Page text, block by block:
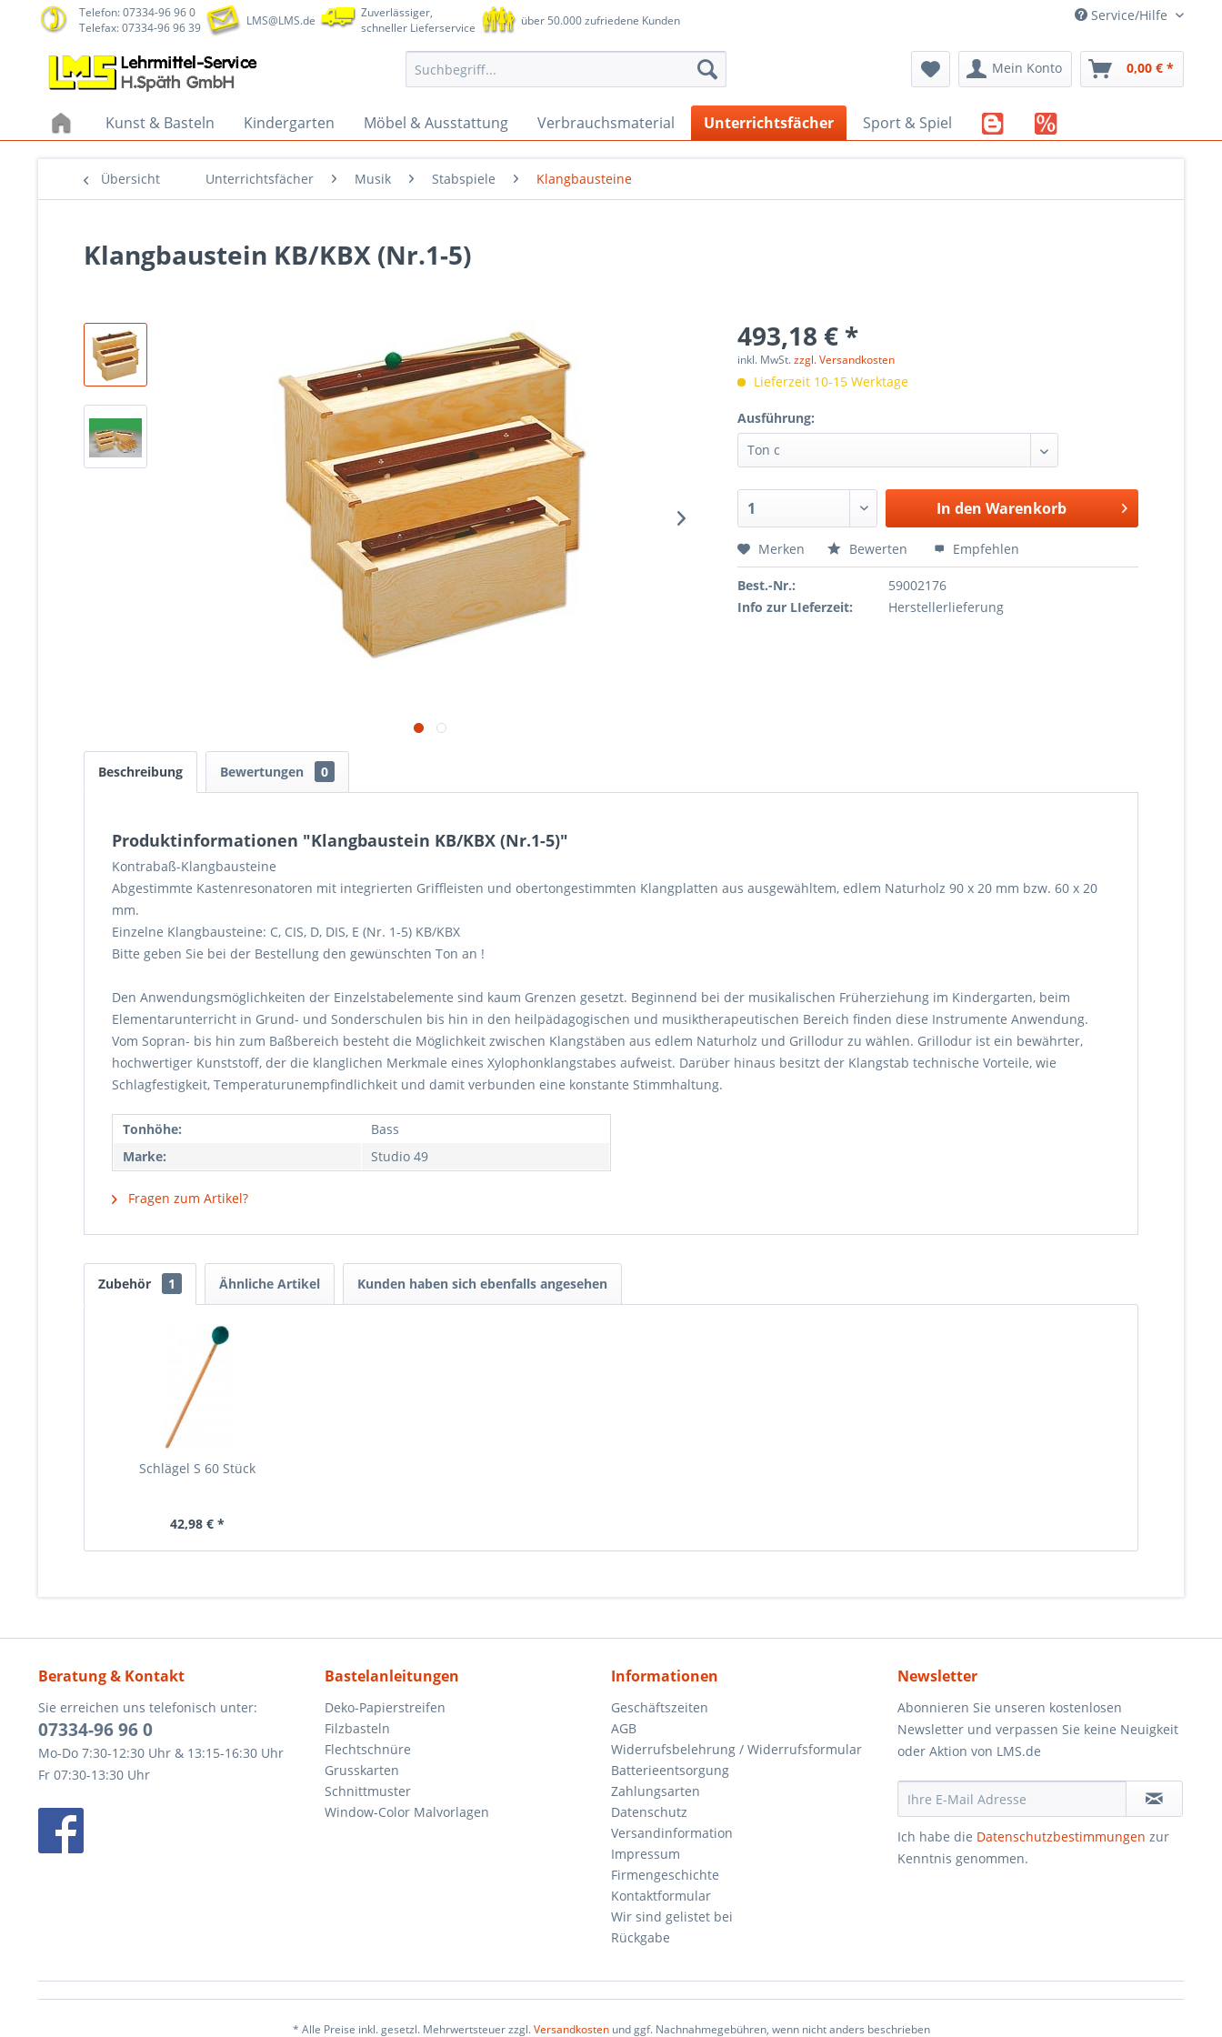
Telefon: 07334-96 96 0
Telefax: 07334-96 96 39
LMS@LMS.de
Zuverlässiger,
schneller Lieferservice
über 50.000 zufriedene Kunden Service/Hilfe
Mein Konto 0,00 € *
Kunst & Basteln Kindergarten Möbel & Ausstattung Verbrauchsmaterial Unterrichtsfächer Sport & Spiel
Übersicht Unterrichtsfächer Musik Stabspiele Klangbausteine
Klangbaustein KB/KBX (Nr.1-5)
493,18 € *
inkl. MwSt.zzgl. Versandkosten
Lieferzeit 10-15 Werktage
Ausführung:
In den Warenkorb
Merken Bewerten Empfehlen
Best.-Nr.:
59002176
Info zur LIeferzeit:
Herstellerlieferung
Beschreibung Bewertungen 0
Produktinformationen "Klangbaustein KB/KBX (Nr.1-5)"
Kontrabaß-Klangbausteine
Abgestimmte Kastenresonatoren mit integrierten Griffleisten und obertongestimmten Klangplatten aus ausgewähltem, edlem Naturholz 90 x 20 mm bzw. 60 x 20
mm.
Einzelne Klangbausteine: C, CIS, D, DIS, E (Nr. 1-5) KB/KBX
Bitte geben Sie bei der Bestellung den gewünschten Ton an !
Den Anwendungsmöglichkeiten der Einzelstabelemente sind kaum Grenzen gesetzt. Beginnend bei der musikalischen Früherziehung im Kindergarten, beim
Elementarunterricht in Grund- und Sonderschulen bis hin in den heilpädagogischen und musiktherapeutischen Bereich finden diese Instrumente Anwendung.
Vom Sopran- bis hin zum Baßbereich besteht die Möglichkeit zwischen Klangstäben aus edlem Naturholz und Grillodur zu wählen. Grillodur ist ein bewährter,
hochwertiger Kunststoff, der die klanglichen Merkmale eines Xylophonklangstabes aufweist. Darüber hinaus besitzt der Klangstab technische Vorteile, wie
Schlagfestigkeit, Temperaturunempfindlichkeit und damit verbunden eine konstante Stimmhaltung.
Tonhöhe:
Bass
Marke:
Studio 49
Fragen zum Artikel?
Zubehör 1 Ähnliche Artikel Kunden haben sich ebenfalls angesehen
Schlägel S 60 Stück
42,98 € *
Beratung & Kontakt
Sie erreichen uns telefonisch unter:
07334-96 96 0
Mo-Do 7:30-12:30 Uhr & 13:15-16:30 Uhr
Fr 07:30-13:30 Uhr
Bastelanleitungen
Deko-Papierstreifen
Filzbasteln
Flechtschnüre
Grusskarten
Schnittmuster
Window-Color Malvorlagen
Informationen
Geschäftszeiten
AGB
Widerrufsbelehrung / Widerrufsformular
Batterieentsorgung
Zahlungsarten
Datenschutz
Versandinformation
Impressum
Firmengeschichte
Kontaktformular
Wir sind gelistet bei
Rückgabe
Newsletter
Abonnieren Sie unseren kostenlosen
Newsletter und verpassen Sie keine Neuigkeit
oder Aktion von LMS.de
Ich habe die Datenschutzbestimmungen zur
Kenntnis genommen.
* Alle Preise inkl. gesetzl. Mehrwertsteuer zzgl.Versandkostenund ggf. Nachnahmegebühren, wenn nicht anders beschrieben